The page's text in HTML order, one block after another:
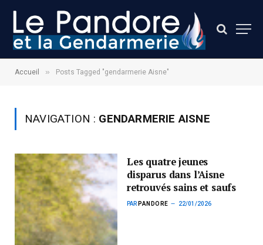
Accueil » Posts Tagged "gendarmerie Aisne"
NAVIGATION : GENDARMERIE AISNE
Les quatre jeunes
disparus dans l’Aisne
retrouvés sains et saufs
PAR PANDORE 22/01/2026